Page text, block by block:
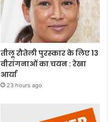
तीलू रौतेली पुरस्कार के लिए 13
वीरांगनाओं का चयन : रेखा
आर्या
23 hours ago